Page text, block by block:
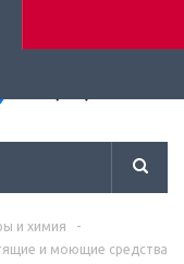
и химия
-
и моющие средства